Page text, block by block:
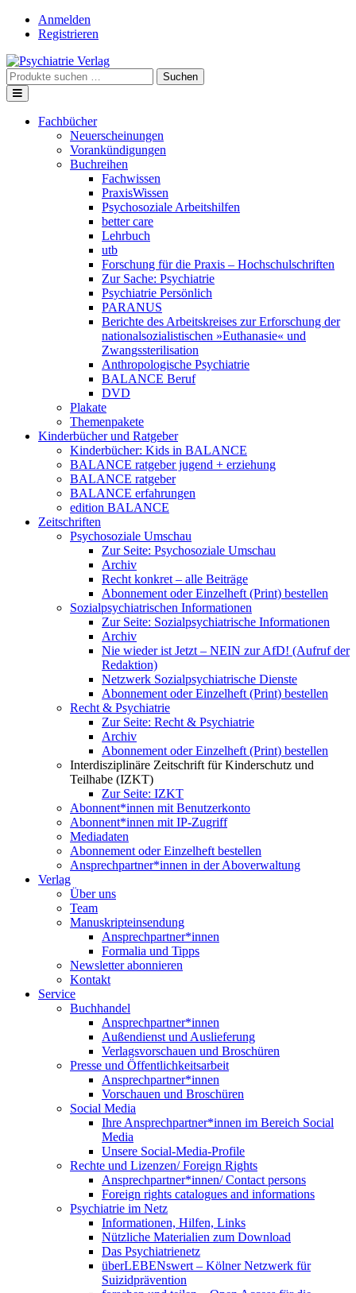
Skip
Anmelden
Registrieren
Suche
nach:
Suchen
Fachbücher
Neuerscheinungen
Vorankündigungen
Buchreihen
Fachwissen
PraxisWissen
Psychosoziale Arbeitshilfen
better care
Lehrbuch
utb
Forschung für die Praxis – Hochschulschriften
Zur Sache: Psychiatrie
Psychiatrie Persönlich
PARANUS
Berichte des Arbeitskreises zur Erforschung der
nationalsozialistischen »Euthanasie« und
Zwangssterilisation
Anthropologische Psychiatrie
BALANCE Beruf
DVD
Plakate
Themenpakete
Kinderbücher und Ratgeber
Kinderbücher: Kids in BALANCE
BALANCE ratgeber jugend + erziehung
BALANCE ratgeber
BALANCE erfahrungen
edition BALANCE
Zeitschriften
Psychosoziale Umschau
Zur Seite: Psychosoziale Umschau
Archiv
Recht konkret – alle Beiträge
Abonnement oder Einzelheft (Print) bestellen
Sozialpsychiatrischen Informationen
Zur Seite: Sozialpsychiatrische Informationen
Archiv
Nie wieder ist Jetzt – NEIN zur AfD! (Aufruf der
Redaktion)
Netzwerk Sozialpsychiatrische Dienste
Abonnement oder Einzelheft (Print) bestellen
Recht & Psychiatrie
Zur Seite: Recht & Psychiatrie
Archiv
Abonnement oder Einzelheft (Print) bestellen
Interdisziplinäre Zeitschrift für Kinderschutz und
Teilhabe (IZKT)
Zur Seite: IZKT
Abonnent*innen mit Benutzerkonto
Abonnent*innen mit IP-Zugriff
Mediadaten
Abonnement oder Einzelheft bestellen
Ansprechpartner*innen in der Aboverwaltung
Verlag
Über uns
Team
Manuskripteinsendung
Ansprechpartner*innen
Formalia und Tipps
Newsletter abonnieren
Kontakt
Service
Buchhandel
Ansprechpartner*innen
Außendienst und Auslieferung
Verlagsvorschauen und Broschüren
Presse und Öffentlichkeitsarbeit
Ansprechpartner*innen
Vorschauen und Broschüren
Social Media
Ihre Ansprechpartner*innen im Bereich Social
Media
Unsere Social-Media-Profile
Rechte und Lizenzen/ Foreign Rights
Ansprechpartner*innen/ Contact persons
Foreign rights catalogues and informations
Psychiatrie im Netz
Informationen, Hilfen, Links
Nützliche Materialien zum Download
Das Psychiatrienetz
überLEBENswert – Kölner Netzwerk für
Suizidprävention